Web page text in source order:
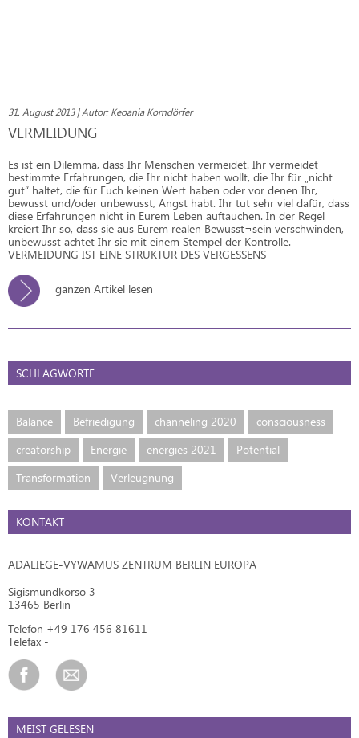
31. August 2013 | Autor: Keoania Korndörfer
VERMEIDUNG
Es ist ein Dilemma, dass Ihr Menschen vermeidet. Ihr vermeidet
bestimmte Erfahrungen, die Ihr nicht haben wollt, die Ihr für „nicht
gut“ haltet, die für Euch keinen Wert haben oder vor denen Ihr,
bewusst und/oder unbewusst, Angst habt. Ihr tut sehr viel dafür, dass
diese Erfahrungen nicht in Eurem Leben auftauchen. In der Regel
kreiert Ihr so, dass sie aus Eurem realen Bewusst¬sein verschwinden,
unbewusst ächtet Ihr sie mit einem Stempel der Kontrolle.
VERMEIDUNG IST EINE STRUKTUR DES VERGESSENS
ganzen Artikel lesen
SCHLAGWORTE
Balance Befriedigung channeling 2020
consciousness
creatorship
Energie energies 2021
Potential
Transformation
Verleugnung
KONTAKT
ADALIEGE-VYWAMUS ZENTRUM BERLIN EUROPA
Sigismundkorso 3
13465 Berlin
Telefon +49 176 456 81611
Telefax -
MEIST GELESEN